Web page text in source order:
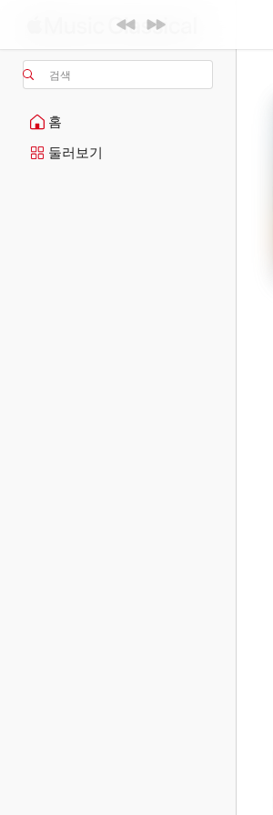
검색
홈
둘러보기